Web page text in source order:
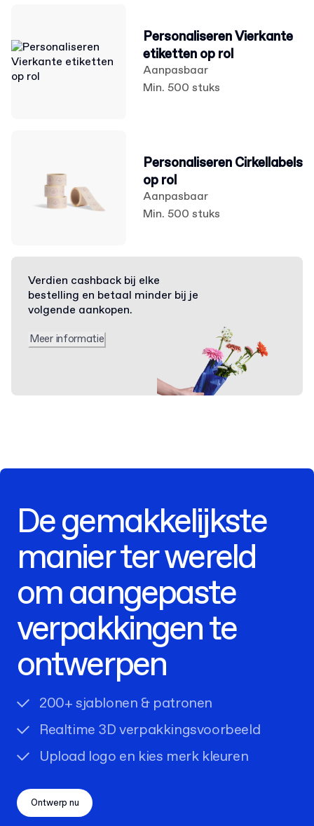
Personaliseren Vierkante
etiketten op rol
Aanpasbaar
Min. 500 stuks
Personaliseren Cirkellabels
op rol
Aanpasbaar
Min. 500 stuks
Verdien cashback bij elke
bestelling en betaal minder bij je
volgende aankopen.
Meer informatie
De gemakkelijkste
manier ter wereld
om aangepaste
verpakkingen te
ontwerpen
200+ sjablonen & patronen
Realtime 3D verpakkingsvoorbeeld
Upload logo en kies merk kleuren
Ontwerp nu